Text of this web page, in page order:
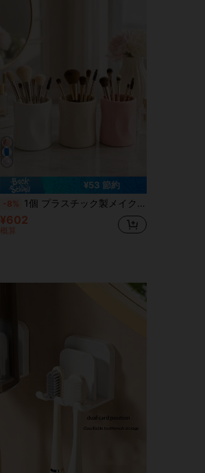
¥53 節約
-8% 1個 プラスチック製メイクブラシホルダー、くしゃくしゃペンホルダー、クリーム色のおしゃれなデスクオーガナイザー、ドレッサー&オフィス用、5色展開
¥602
概算